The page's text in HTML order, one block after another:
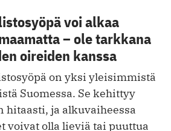
voi alkaa
– ole tarkkana
oireiden kanssa
on yksi yleisimmistä
Suomessa. Se kehittyy
hitaasti, ja alkuvaiheessa
voivat olla lieviä tai puuttua